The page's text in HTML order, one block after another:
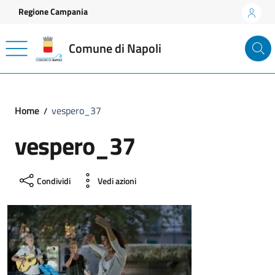
Vai ai contenuti
Vai al footer
Regione Campania
Comune di Napoli
Home vespero_37
vespero_37
Condividi Vedi azioni